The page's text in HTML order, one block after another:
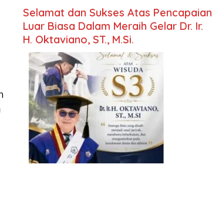
Selamat dan Sukses Atas Pencapaian
Luar Biasa Dalam Meraih Gelar Dr. Ir.
H. Oktaviano, ST., M.Si.